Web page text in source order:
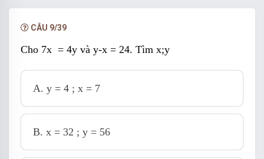
CÂU 9/39
Cho 7x = 4y và y-x = 24. Tìm x;y
A. y = 4 ; x = 7
B. x = 32 ; y = 56